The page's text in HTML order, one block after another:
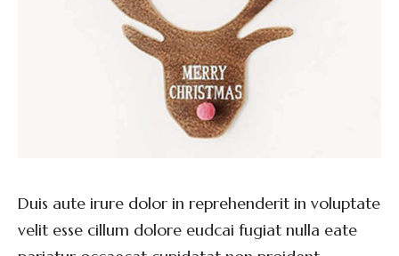
Duis aute irure dolor in reprehenderit in voluptate
velit esse cillum dolore eudcai fugiat nulla eate